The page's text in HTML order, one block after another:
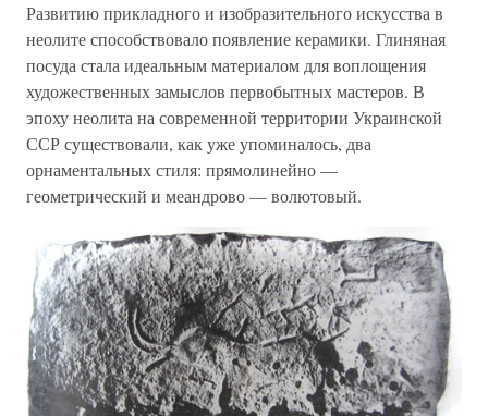
Развитию прикладного и изобразительного искусства в
неолите способствовало появление керамики. Глиняная
посуда стала идеальным материалом для воплощения
художественных замыслов первобытных мастеров. В
эпоху неолита на современной территории Украинской
ССР существовали, как уже упоминалось, два
орнаментальных стиля: прямолинейно —
геометрический и меандрово — волютовый.